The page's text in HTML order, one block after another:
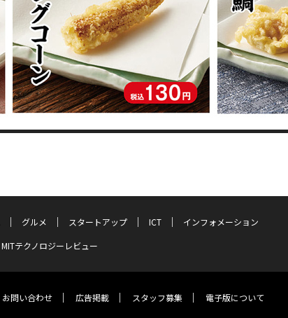
グルメ スタートアップ ICT
インフォメーション
MITテクノロジーレビュー
お問い合わせ 広告掲載 スタッフ募集 電子版について